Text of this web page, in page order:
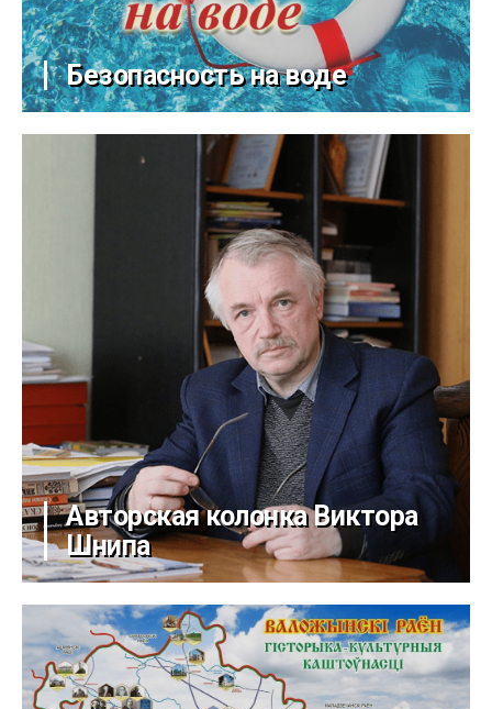
Безопасность на воде
Авторская колонка Виктора
Шнипа